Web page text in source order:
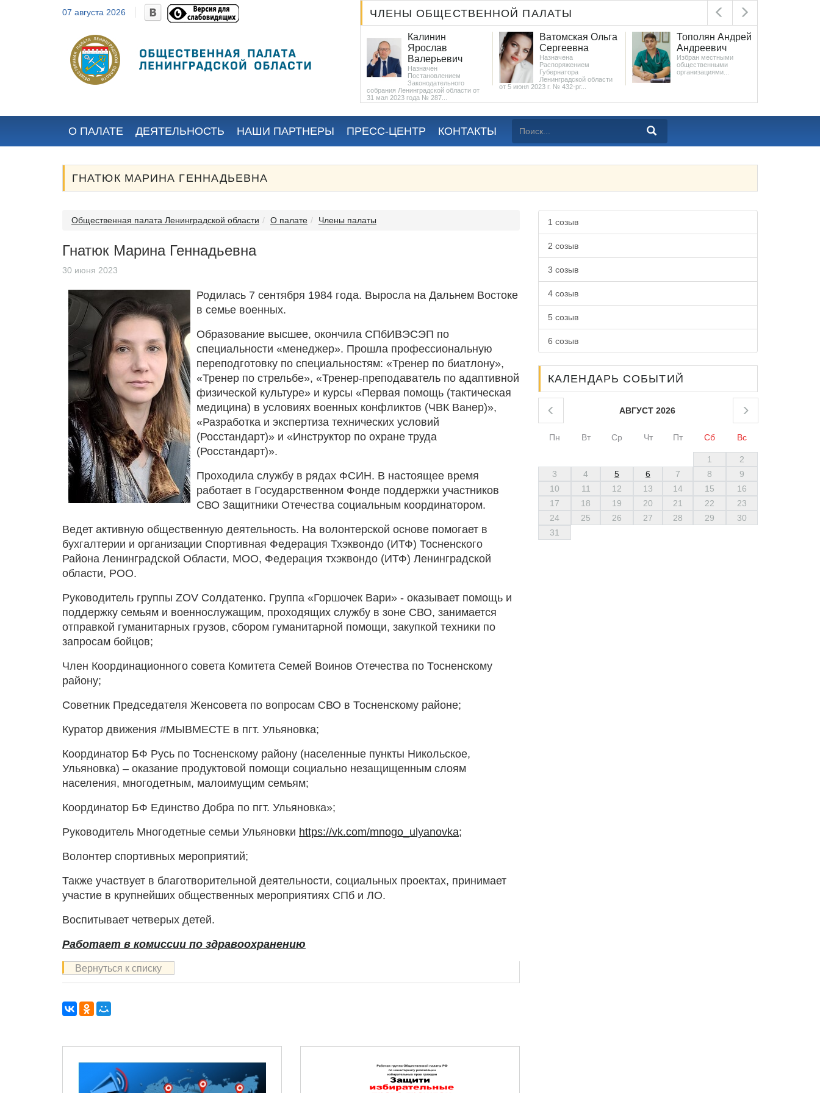
07 августа 2026 ЧЛЕНЫ ОБЩЕСТВЕННОЙ ПАЛАТЫ
(полномочия
прекращены в
Иванович
Избран местными
общественными
организациями...
Александр
Владимирович
Назначен
Калинин
Ярослав
Валерьевич
Назначен
Постановлением
Законодательного
собрания Ленинградской области от
31 мая 2023 года № 287...
Ватомская Ольга
Сергеевна
Назначена
Распоряжением
Губернатора
Ленинградской области
от 5 июня 2023 г. № 432-рг...
Тополян Андрей
Андреевич
Избран местными
общественными
организациями...
О ПАЛАТЕ ДЕЯТЕЛЬНОСТЬ НАШИ ПАРТНЕРЫ ПРЕСС-ЦЕНТР КОНТАКТЫ
ГНАТЮК МАРИНА ГЕННАДЬЕВНА
Общественная палата Ленинградской области О палате Члены палаты
Гнатюк Марина Геннадьевна
30 июня 2023
Родилась 7 сентября 1984 года. Выросла на Дальнем Востоке
в семье военных.
Образование высшее, окончила СПбИВЭСЭП по
специальности «менеджер». Прошла профессиональную
переподготовку по специальностям: «Тренер по биатлону»,
«Тренер по стрельбе», «Тренер-преподаватель по адаптивной
физической культуре» и курсы «Первая помощь (тактическая
медицина) в условиях военных конфликтов (ЧВК Ванер)»,
«Разработка и экспертиза технических условий
(Росстандарт)» и «Инструктор по охране труда
(Росстандарт)».
Проходила службу в рядах ФСИН. В настоящее время
работает в Государственном Фонде поддержки участников
СВО 3ащитники Отечества социальным координатором.
Ведет активную общественную деятельность. На волонтерской основе помогает в
бухгалтерии и организации Спортивная Федерация Тхэквондо (ИТФ) Тосненского
Района Ленинградской Области, МОО, Федерация тхэквондо (ИТФ) Ленинградской
области, РОО.
Руководитель группы ZOV Солдатенко. Группа «Горшочек Вари» - оказывает помощь и
поддержку семьям и военнослужащим, проходящих службу в зоне СВО, занимается
отправкой гуманитарных грузов, сбором гуманитарной помощи, закупкой техники по
запросам бойцов;
Член Координационного совета Комитета Семей Воинов Отечества по Тосненскому
району;
Советник Председателя Женсовета по вопросам СВО в Тосненскому районе;
Куратор движения #МЫВМЕСТЕ в пгт. Ульяновка;
Координатор БФ Русь по Тосненскому району (населенные пункты Никольское,
Ульяновка) – оказание продуктовой помощи социально незащищенным слоям
населения, многодетным, малоимущим семьям;
Координатор БФ Единство Добра по пгт. Ульяновка»;
Руководитель Многодетные семьи Ульяновки https://vk.com/mnogo_ulyanovka;
Волонтер спортивных мероприятий;
Также участвует в благотворительной деятельности, социальных проектах, принимает
участие в крупнейших общественных мероприятиях СПб и ЛО.
Воспитывает четверых детей.
Работает в комиссии по здравоохранению
Вернуться к списку
1 созыв
2 созыв
3 созыв
4 созыв
5 созыв
6 созыв
КАЛЕНДАРЬ СОБЫТИЙ
АВГУСТ 2026
Пн Вт Ср Чт Пт Сб Вс
1
2
3
4 5 6 7 8
9
10
11 12 13 14 15
16
17
18 19 20 21 22
23
24
25 26 27 28 29
30
31